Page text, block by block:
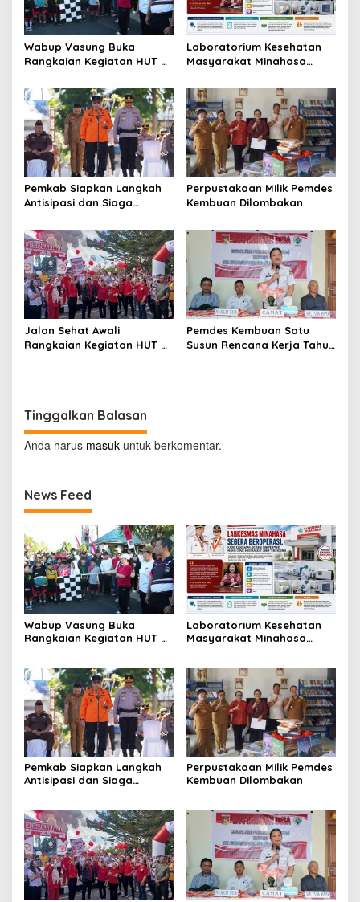
Wabup Vasung Buka
Rangkaian Kegiatan HUT RI
Tompaso Raya
Laboratorium Kesehatan
Masyarakat Minahasa
Kegunaannya
Pemkab Siapkan Langkah
Antisipasi dan Siaga
Minahasa
Perpustakaan Milik Pemdes
Kembuan Dilombakan
Jalan Sehat Awali
Rangkaian Kegiatan HUT RI
Pemdes Kembuan Satu
Susun Rencana Kerja Tahun
Tinggalkan Balasan
Anda harus masuk untuk berkomentar.
News Feed
Wabup Vasung Buka
Rangkaian Kegiatan HUT RI
Laboratorium Kesehatan
Masyarakat Minahasa
Pemkab Siapkan Langkah
Antisipasi dan Siaga
Perpustakaan Milik Pemdes
Kembuan Dilombakan